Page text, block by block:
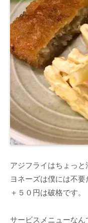
アジフライはちょっ
ヨネーズは僕には不
＋５０円は破格です。
サービスメニューなん